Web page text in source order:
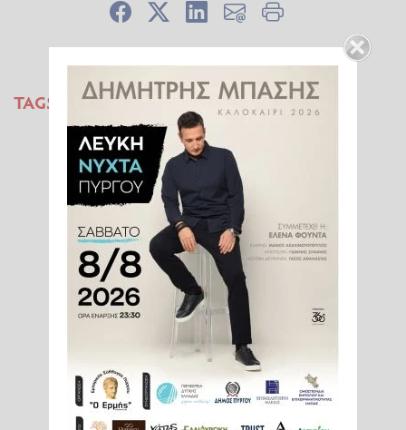
TAGS:
ΑΝΙΣΟΤΗΤΕΣ
ΤΕΧΝΗΤΗ ΝΟΗΜΟΣΥΝΗ
ΠΛΟΥΣΙΕΣ ΧΩΡΕΣ